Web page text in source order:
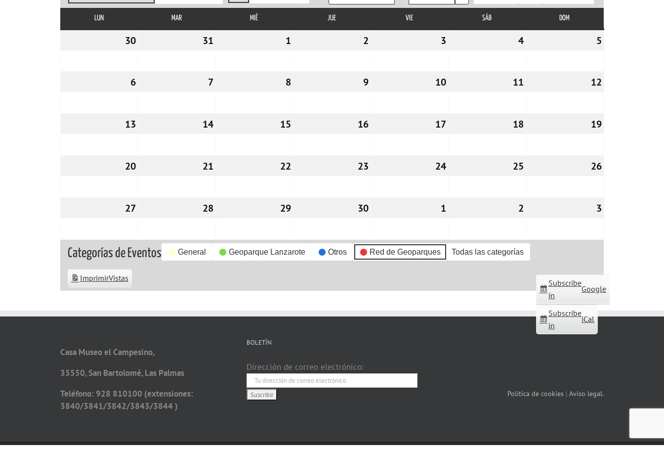
LUNLUNES MARMARTES MIÉ JUEJUEVES VIEVIERNES SÁBSÁBADO DOM
3030/03/2026 31 1 2 3 404/04/2026 5
606/04/2026 707/04/2026 808/04/2026 909/04/2026 1010/04/2026 11 12
13 1414/04/2026 15 1616/04/2026 1717/04/2026 1818/04/2026 1919/04/2026
2020/04/2026 21 22 23 2424/04/2026 25 2626/04/2026
2727/04/2026 2828/04/2026 2929/04/2026 3030/04/2026 1 2 3
Categorías de Eventos General Geoparque Lanzarote Otros Red de Geoparques Todas las categorías
Subscribe
in
Google
Subscribe
in
iCal
ImprimirVistas
Casa Museo el Campesino,
35550, San Bartolomé, Las Palmas
Teléfono: 928 810100 (extensiones:
3840/3841/3842/3843/3844 )
BOLETÍN
Dirección de correo electrónico:
Política de cookies | Aviso legal.